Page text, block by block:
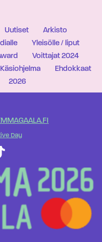
Uutiset
Arkisto
Yleisölle / liput
Voittajat 2024
Käsiohjelma
Ehdokkaat
2026
Day